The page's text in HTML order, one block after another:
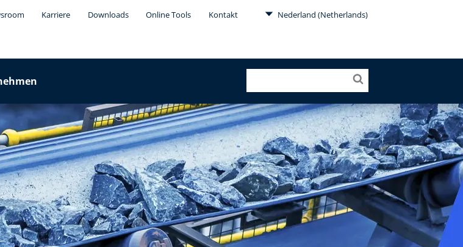
Karriere Downloads Online Tools Kontakt Nederland (Netherlands)